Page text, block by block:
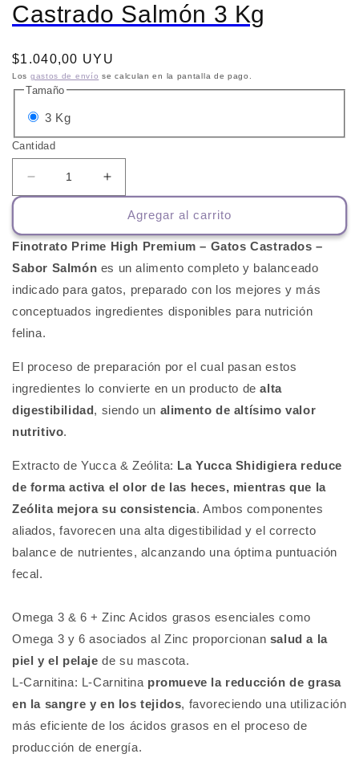
Castrado Salmón 3 Kg
Precio
habitual
$1.040,00 UYU
Los gastos de envío se calculan en la pantalla de pago.
Tamaño
3 KgVariante
agotada
o
no
Cantidad
Reducir
cantidad
Finotrato
Prime
Gato
Castrado
Salmón
3
Kg
Aumentar
cantidad
para
Finotrato
Prime
Gato
Castrado
Salmón
3
Agregar al carrito
Finotrato Prime High Premium – Gatos Castrados –
Sabor Salmón es un alimento completo y balanceado
indicado para gatos, preparado con los mejores y más
conceptuados ingredientes disponibles para nutrición
felina.
El proceso de preparación por el cual pasan estos
ingredientes lo convierte en un producto de alta
digestibilidad, siendo un alimento de altísimo valor
nutritivo.
Extracto de Yucca & Zeólita: La Yucca Shidigiera reduce
de forma activa el olor de las heces, mientras que la
Zeólita mejora su consistencia. Ambos componentes
aliados, favorecen una alta digestibilidad y el correcto
balance de nutrientes, alcanzando una óptima puntuación
fecal.
Omega 3 & 6 + Zinc Acidos grasos esenciales como
Omega 3 y 6 asociados al Zinc proporcionan salud a la
piel y el pelaje de su mascota.
L-Carnitina: L-Carnitina promueve la reducción de grasa
en la sangre y en los tejidos, favoreciendo una utilización
más eficiente de los ácidos grasos en el proceso de
producción de energía.